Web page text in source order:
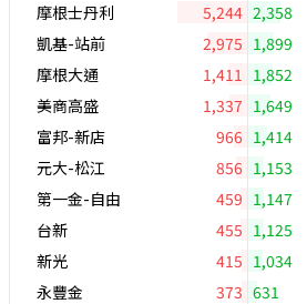
摩根士丹利
5,244 2,358
凱基-站前
2,975 1,899
摩根大通
1,411 1,852
美商高盛
1,337 1,649
富邦-新店
966 1,414
元大-松江
856 1,153
第一金-自由
459 1,147
台新
455 1,125
新光
415 1,034
永豐金
373 631